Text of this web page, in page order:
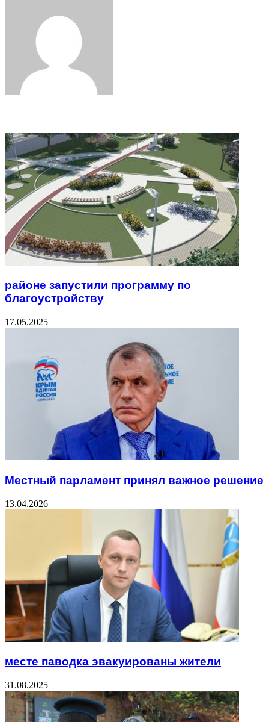
районе запустили программу по
благоустройству
17.05.2025
Местный парламент принял важное решение
13.04.2026
месте паводка эвакуированы жители
31.08.2025